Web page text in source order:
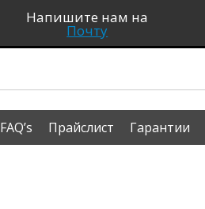
Напишите нам на
Почту
FAQ’s Прайслист Гарантии